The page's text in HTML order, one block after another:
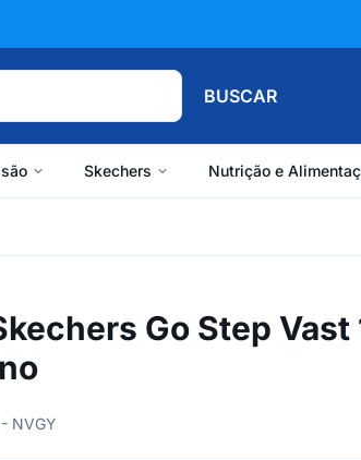
BUSCAR
Skechers Nutrição e
Go Step Vast
NVGY